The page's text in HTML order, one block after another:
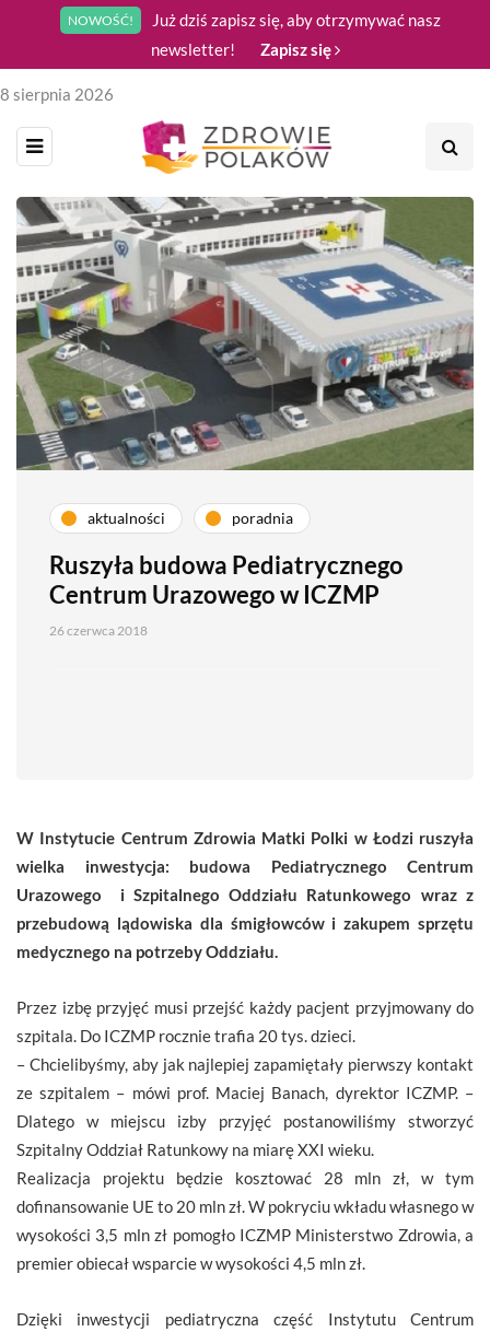
NOWOŚĆ!
Już dziś zapisz się, aby otrzymywać nasz
newsletter!
Zapisz się
8 sierpnia 2026
aktualności poradnia
Ruszyła budowa Pediatrycznego
Centrum Urazowego w ICZMP
26 czerwca 2018
W Instytucie Centrum Zdrowia Matki Polki w Łodzi ruszyła
wielka inwestycja: budowa Pediatrycznego Centrum
Urazowego i SzpitalnegoOddziału Ratunkowego wraz z
przebudową lądowiska dla śmigłowców i zakupem sprzętu
medycznego na potrzeby Oddziału.
Przez izbę przyjęć musi przejść każdy pacjent przyjmowany do
szpitala. Do ICZMP rocznie trafia 20 tys. dzieci.
– Chcielibyśmy, aby jak najlepiej zapamiętały pierwszy kontakt
ze szpitalem – mówi prof. Maciej Banach, dyrektor ICZMP. –
Dlatego w miejscu izby przyjęć postanowiliśmy stworzyć
Szpitalny Oddział Ratunkowy na miarę XXI wieku.
Realizacja projektu będzie kosztować 28 mln zł, w tym
dofinansowanie UE to 20 mln zł. W pokryciu wkładu własnego w
wysokości 3,5 mln zł pomogło ICZMP Ministerstwo Zdrowia, a
premier obiecał wsparcie w wysokości 4,5 mln zł.
Dzięki inwestycji pediatryczna część Instytutu Centrum